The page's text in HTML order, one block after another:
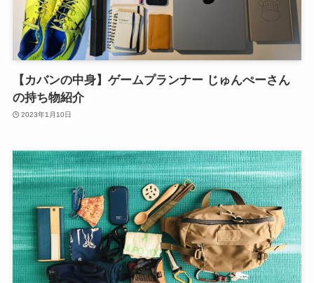
【カバンの中身】ゲームプランナー じゅんぺーさん
の持ち物紹介
2023年1月10日